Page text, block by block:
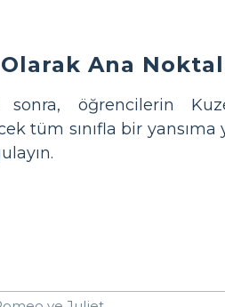
Olarak Ana
sonra, öğrencilerin
tüm sınıfla bir yansıma